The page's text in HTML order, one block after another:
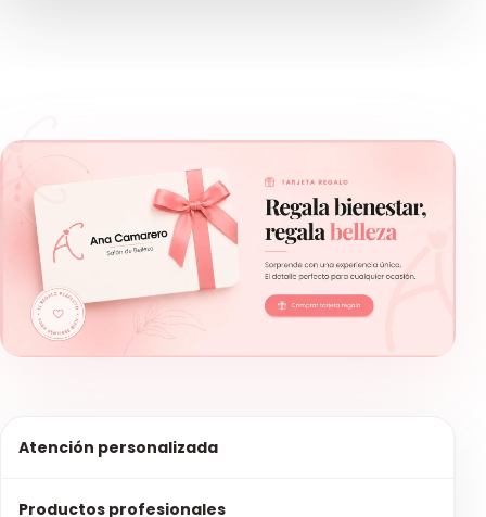
Atención personalizada
Productos profesionales